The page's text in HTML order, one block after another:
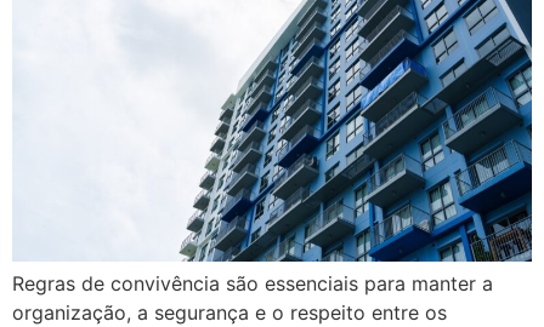
Regras de convivência são essenciais para manter a
organização, a segurança e o respeito entre os